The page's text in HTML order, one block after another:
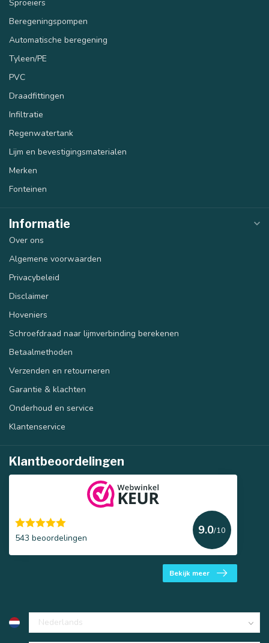
Sproeiers
Beregeningspompen
Automatische beregening
Tyleen/PE
PVC
Draadfittingen
Infiltratie
Regenwatertank
Lijm en bevestigingsmaterialen
Merken
Fonteinen
Informatie
Over ons
Algemene voorwaarden
Privacybeleid
Disclaimer
Hoveniers
Schroefdraad naar lijmverbinding berekenen
Betaalmethoden
Verzenden en retourneren
Garantie & klachten
Onderhoud en service
Klantenservice
Klantbeoordelingen
543 beoordelingen
9.0/10
Bekijk meer